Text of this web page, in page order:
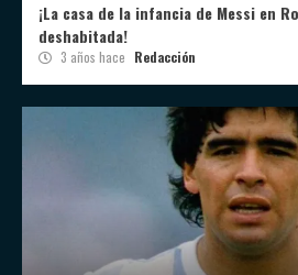
¡La casa de la infancia de Messi en
deshabitada!
3 años hace Redacción